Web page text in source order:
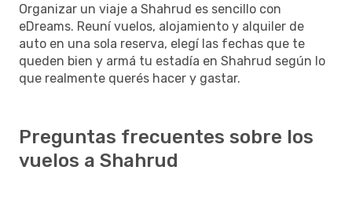
Organizar un viaje a Shahrud es sencillo con
eDreams. Reuní vuelos, alojamiento y alquiler de
auto en una sola reserva, elegí las fechas que te
queden bien y armá tu estadía en Shahrud según lo
que realmente querés hacer y gastar.
Preguntas frecuentes sobre los
vuelos a Shahrud